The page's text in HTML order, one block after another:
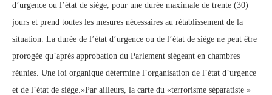
d’urgence ou l’état de siège, pour une durée maximale de trente (30)
jours et prend toutes les mesures nécessaires au rétablissement de la
situation. La durée de l’état d’urgence ou de l’état de siège ne peut être
prorogée qu’après approbation du Parlement siégeant en chambres
réunies. Une loi organique détermine l’organisation de l’état d’urgence
et de l’état de siège.»Par ailleurs, la carte du «terrorisme séparatiste »